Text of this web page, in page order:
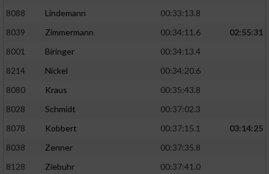
8088
Lindemann
00:33:13.8
8039
Zimmermann 00:34:11.6
02:55:31
8001
Biringer
00:34:13.4
8214
Nickel
00:34:20.6
8080
Kraus
00:35:43.8
8028
Schmidt
00:37:02.3
8078
Kobbert 00:37:15.1
03:14:25
8038
Zenner
00:37:35.8
8128
Ziebuhr
00:37:41.0